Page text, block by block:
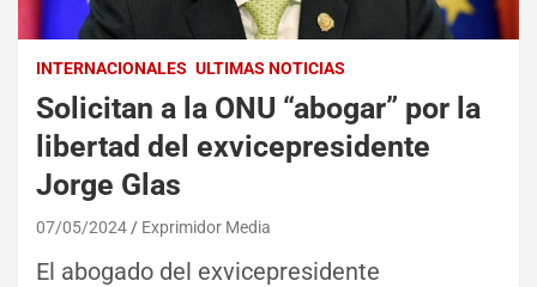
INTERNACIONALES ULTIMAS NOTICIAS
Solicitan a la ONU “abogar” por la
libertad del exvicepresidente
Jorge Glas
07/05/2024 Exprimidor Media
El abogado del exvicepresidente